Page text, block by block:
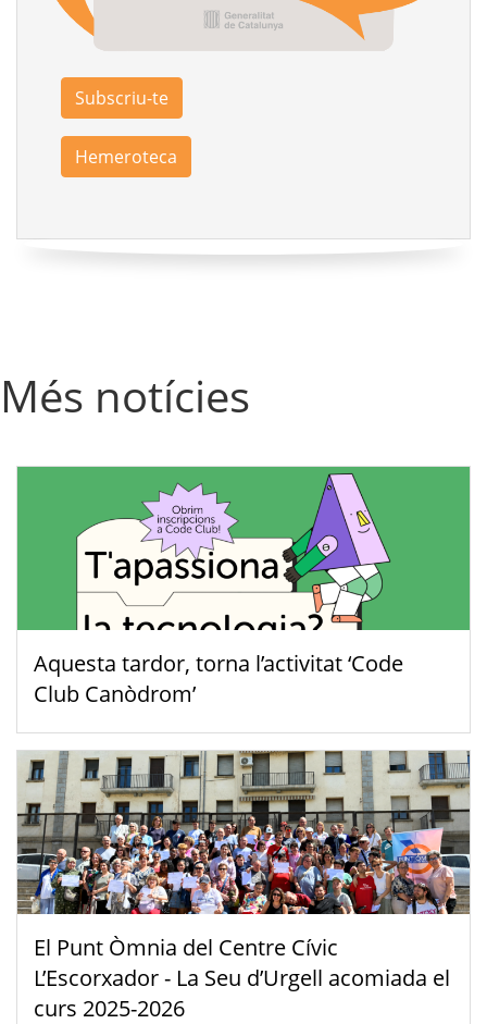
Subscriu-te
Hemeroteca
Més notícies
Aquesta tardor, torna l’activitat ‘Code
Club Canòdrom’
El Punt Òmnia del Centre Cívic
L’Escorxador - La Seu d’Urgell acomiada el
curs 2025-2026